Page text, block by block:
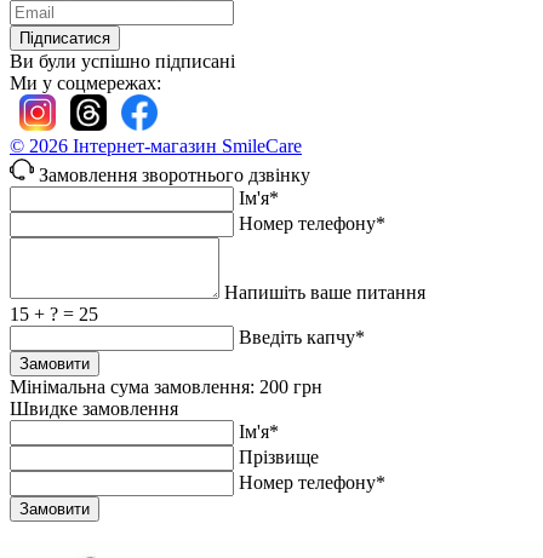
Підписатися
Ви були успішно підписані
Ми у соцмережах:
© 2026 Інтернет-магазин SmileCare
Замовлення зворотнього дзвінку
Ім'я*
Номер телефону*
Напишіть ваше питання
15 + ? = 25
Введіть капчу*
Замовити
Мінімальна сума замовлення: 200 грн
Швидке замовлення
Ім'я*
Прiзвище
Номер телефону*